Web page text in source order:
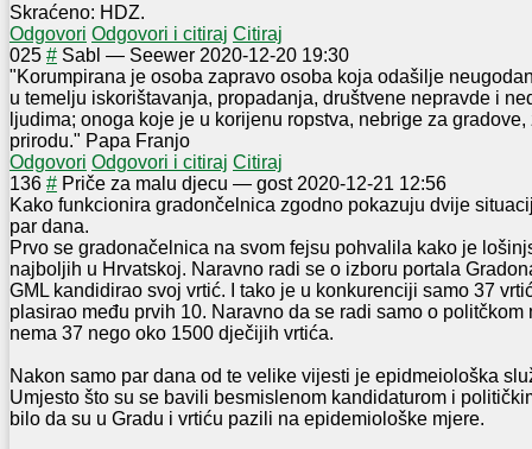
Skraćeno: HDZ.
Odgovori Odgovori i citiraj Citiraj
025 # Sabl — Seewer 2020-12-20 19:30
"Korumpirana je osoba zapravo osoba koja odašilje
u temelju iskorištavanja, propadanja, društvene nepravde i
ljudima; onoga koje je u korijenu ropstva, nebrige za
prirodu." Papa Franjo
Odgovori Odgovori i citiraj Citiraj
136 # Priče za malu djecu — gost 2020-12-21 12:56
Kako funkcionira gradončelnica zgodno pokazuju dvije
par dana.
Prvo se gradonačelnica na svom fejsu pohvalila kako je
najboljih u Hrvatskoj. Naravno radi se o izboru portala
GML kandidirao svoj vrtić. I tako je u konkurenciji samo 37
plasirao među prvih 10. Naravno da se radi samo o
nema 37 nego oko 1500 dječijih vrtića.
Nakon samo par dana od te velike vijesti je epidmeiološka
Umjesto što su se bavili besmislenom kandidaturom i
bilo da su u Gradu i vrtiću pazili na epidemiološke mjere.